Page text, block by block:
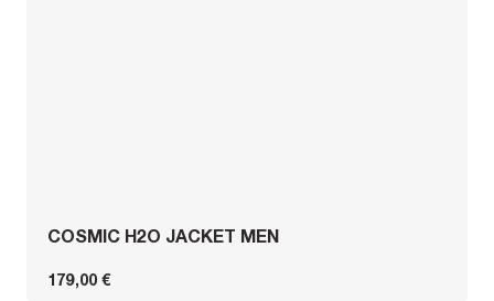
COSMIC H2O JACKET MEN
179,00 €